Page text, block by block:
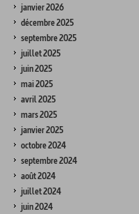
janvier 2026
décembre 2025
septembre 2025
juillet 2025
juin 2025
mai 2025
avril 2025
mars 2025
janvier 2025
octobre 2024
septembre 2024
août 2024
juillet 2024
juin 2024